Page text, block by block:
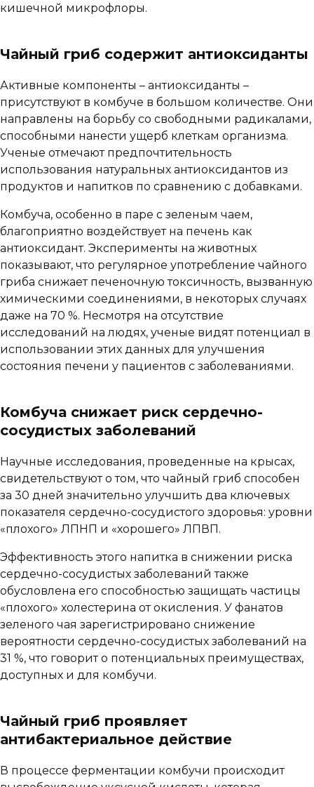
кишечной микрофлоры.
Чайный гриб содержит антиоксиданты
Активные компоненты – антиоксиданты –
присутствуют в комбуче в большом количестве. Они
направлены на борьбу со свободными радикалами,
способными нанести ущерб клеткам организма.
Ученые отмечают предпочтительность
использования натуральных антиоксидантов из
продуктов и напитков по сравнению с добавками.
Комбуча, особенно в паре с зеленым чаем,
благоприятно воздействует на печень как
антиоксидант. Эксперименты на животных
показывают, что регулярное употребление чайного
гриба снижает печеночную токсичность, вызванную
химическими соединениями, в некоторых случаях
даже на 70 %. Несмотря на отсутствие
исследований на людях, ученые видят потенциал в
использовании этих данных для улучшения
состояния печени у пациентов с заболеваниями.
Комбуча снижает риск сердечно-
сосудистых заболеваний
Научные исследования, проведенные на крысах,
свидетельствуют о том, что чайный гриб способен
за 30 дней значительно улучшить два ключевых
показателя сердечно-сосудистого здоровья: уровни
«плохого» ЛПНП и «хорошего» ЛПВП.
Эффективность этого напитка в снижении риска
сердечно-сосудистых заболеваний также
обусловлена его способностью защищать частицы
«плохого» холестерина от окисления. У фанатов
зеленого чая зарегистрировано снижение
вероятности сердечно-сосудистых заболеваний на
31 %, что говорит о потенциальных преимуществах,
доступных и для комбучи.
Чайный гриб проявляет
антибактериальное действие
В процессе ферментации комбучи происходит